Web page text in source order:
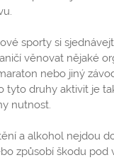
sporty si
věnovat nějaké
nebo jiný
tyto druhy aktivit je
nutnost.
a alkohol nejdou
způsobí škodu pod